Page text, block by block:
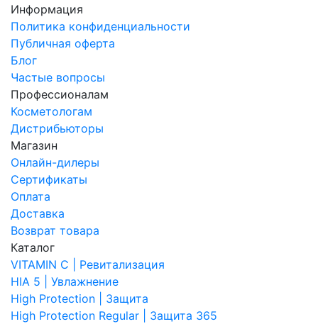
Каталог
VITAMIN C | Ревитализация
HIA 5 | Увлажнение
High Protection | Защита
High Protection Regular | Защита 365
Магазин
Онлайн-дилеры
Сертификаты
Оплата
Доставка
Возврат товара
Профессионалам
Косметологам
Дистрибьюторы
Информация
Политика конфиденциальности
Публичная оферта
Блог
Частые вопросы